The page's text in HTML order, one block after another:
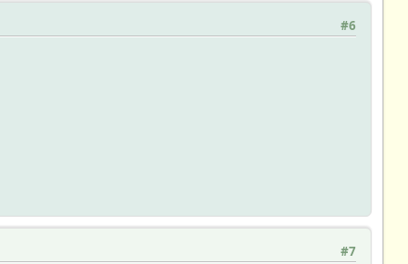
#6
#7